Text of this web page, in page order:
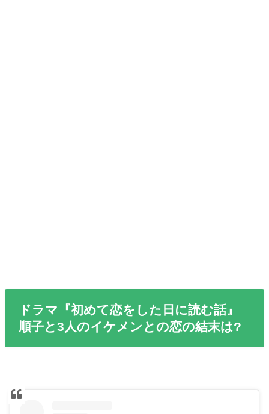
ドラマ『初めて恋をした日に読む話』
順子と3人のイケメンとの恋の結末は?